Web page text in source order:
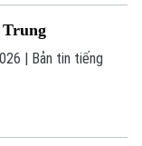
Trung
| Bản tin tiếng